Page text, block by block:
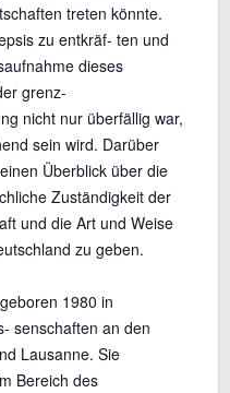
treten könnte.
zu entkräf- ten und
dieses
grenz-
nicht nur überfällig war,
sein wird. Darüber
Überblick über die
Zuständigkeit der
und die Art und Weise
zu geben.
1980 in
senschaften an den
Lausanne. Sie
Bereich des